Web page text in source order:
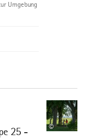
Umgebung
25 -
©